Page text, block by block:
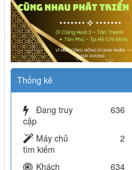
Thống kê
Đang truy
cập
636
Máy chủ
tìm kiếm
2
Khách
634